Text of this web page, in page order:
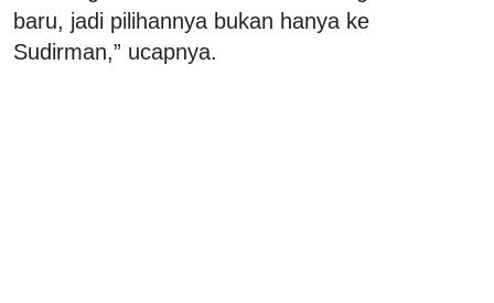
baru, jadi pilihannya bukan hanya ke
Sudirman,” ucapnya.